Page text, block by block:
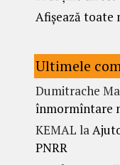
Afișează toate
Ultimele
Dumitrache
înmormîntare
KEMAL la
PNRR